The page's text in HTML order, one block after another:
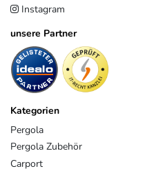
Instagram
unsere Partner
Kategorien
Pergola
Pergola Zubehör
Carport